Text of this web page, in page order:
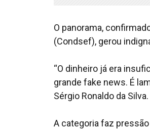
O panorama,
(Condsef), gerou
“O dinheiro já era
grande fake news. É
Sérgio Ronaldo da Silva.
A categoria faz